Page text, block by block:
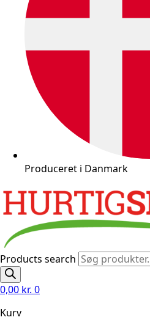
Produceret i Danmark
Products search
0,00 kr. 0
Kurv